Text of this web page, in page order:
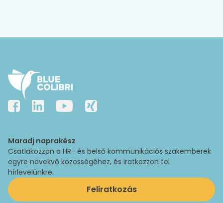
Maradj naprakész
Csatlakozzon a HR- és belső kommunikációs szakemberek
egyre növekvő közösségéhez, és iratkozzon fel
hírlevelünkre.
Feliratkozás